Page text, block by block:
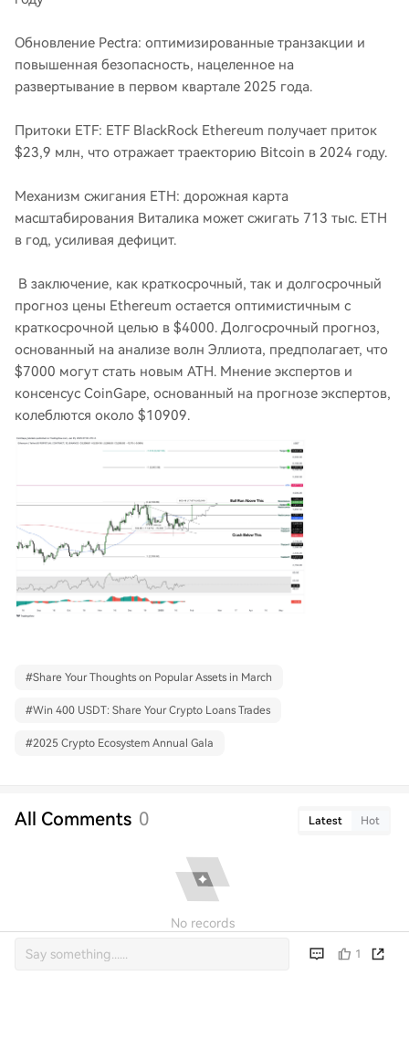
Обновление Pectra: оптимизированные транзакции и
повышенная безопасность, нацеленное на
развертывание в первом квартале 2025 года.
Притоки ETF: ETF BlackRock Ethereum получает приток
$23,9 млн, что отражает траекторию Bitcoin в 2024 году.
Механизм сжигания ETH: дорожная карта
масштабирования Виталика может сжигать 713 тыс. ETH
в год, усиливая дефицит.
В заключение, как краткосрочный, так и долгосрочный
прогноз цены Ethereum остается оптимистичным с
краткосрочной целью в $4000. Долгосрочный прогноз,
основанный на анализе волн Эллиота, предполагает, что
$7000 могут стать новым ATH. Мнение экспертов и
консенсус CoinGape, основанный на прогнозе экспертов,
колеблются около $10909.
#Share Your Thoughts on Popular Assets in March
#Win 400 USDT: Share Your Crypto Loans Trades
#2025 Crypto Ecosystem Annual Gala
All Comments 0 Latest Hot
No records
1